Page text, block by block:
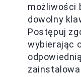
możliwości
dowolny
Postępuj
wybierając